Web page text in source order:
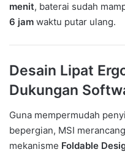
menit, baterai sudah
6 jam waktu putar ulang.
Desain Lipat
Dukungan
Guna mempermudah
bepergian, MSI
mekanisme Foldable